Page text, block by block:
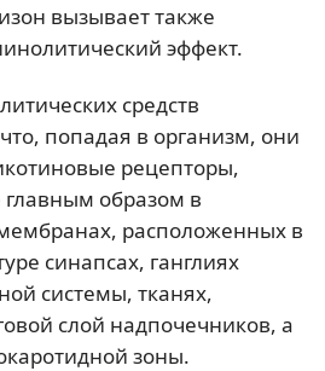
вызывает также
эффект.
средств
попадая в организм, они
рецепторы,
образом в
расположенных в
синапсах, ганглиях
системы, тканях,
слой надпочечников, а
зоны.